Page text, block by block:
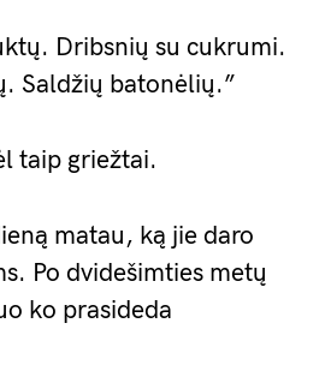
Dribsnių su cukrumi.
Saldžių batonėlių.”
taip griežtai.
matau, ką jie daro
Po dvidešimties metų
ko prasideda